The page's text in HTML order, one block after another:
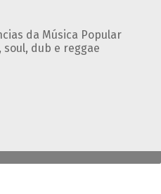
da Música Popular
dub e reggae